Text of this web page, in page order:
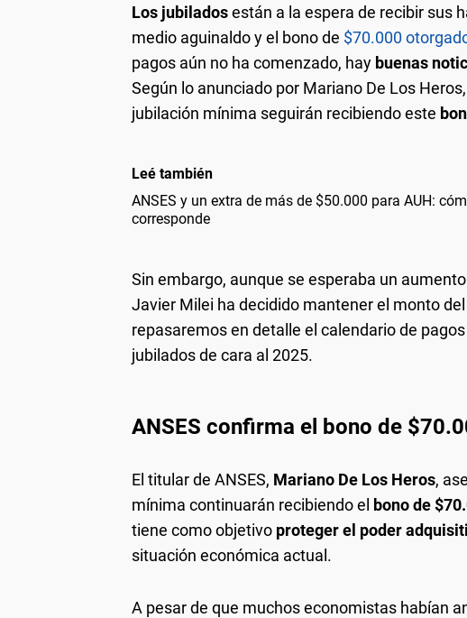
Los jubiladosestán a la espera de recibir sus
medio aguinaldo y el bono de $70.000
pagos aún no ha comenzado, hay buenas
Según lo anunciado por Mariano De Los
jubilación mínima seguirán recibiendo este
Leé también
ANSES y un extra de más de $50.000 para AUH:
corresponde
Sin embargo, aunque se esperaba un
Javier Milei ha decidido mantener el monto
repasaremos en detalle el calendario de
jubilados de cara al 2025.
ANSES confirma el bono de
El titular de ANSES, Mariano De Los Heros,
mínima continuarán recibiendo el bono de
tiene como objetivo proteger el poder
situación económica actual.
A pesar de que muchos economistas habían